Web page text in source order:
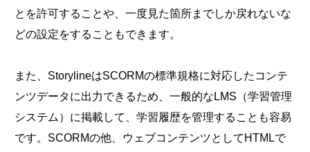
とを許可することや、一度見た箇所までしか戻れないな
どの設定をすることもできます。
また、StorylineはSCORMの標準規格に対応したコンテ
ンツデータに出力できるため、一般的なLMS（学習管理
システム）に掲載して、学習履歴を管理することも容易
です。SCORMの他、ウェブコンテンツとしてHTMLで